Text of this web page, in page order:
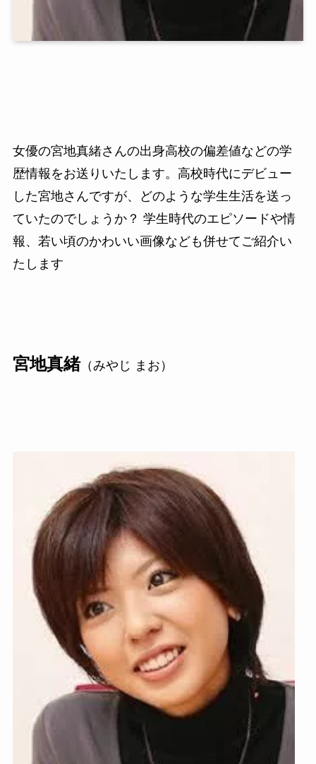
女優の宮地真緒さんの出身高校の偏差値などの学
歴情報をお送りいたします。高校時代にデビュー
した宮地さんですが、どのような学生生活を送っ
ていたのでしょうか？ 学生時代のエピソードや情
報、若い頃のかわいい画像なども併せてご紹介い
たします
宮地真緒（みやじ まお）